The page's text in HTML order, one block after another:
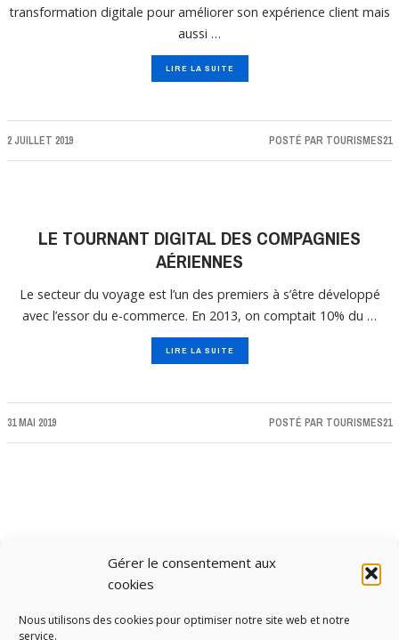
Gérer le consentement aux
cookies
Nous utilisons des cookies pour optimiser notre site web et notre
service.
transformation digitale pour améliorer son expérience client mais
aussi …
LIRE LA SUITE
2 JUILLET 2019 POSTÉ PAR TOURISMES21
LE TOURNANT DIGITAL DES COMPAGNIES
AÉRIENNES
Le secteur du voyage est l’un des premiers à s’être développé
avec l’essor du e-commerce. En 2013, on comptait 10% du …
LIRE LA SUITE
31 MAI 2019 POSTÉ PAR TOURISMES21
CHARGER PLUS D'ARTICLES